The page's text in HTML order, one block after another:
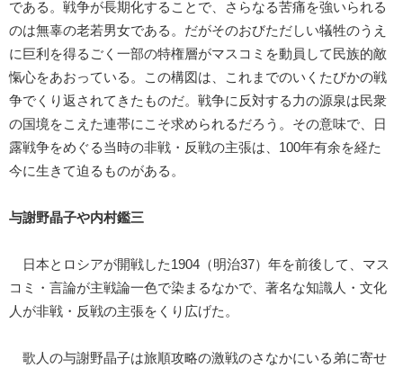
である。戦争が長期化することで、さらなる苦痛を強いられる
のは無辜の老若男女である。だがそのおびただしい犠牲のうえ
に巨利を得るごく一部の特権層がマスコミを動員して民族的敵
愾心をあおっている。この構図は、これまでのいくたびかの戦
争でくり返されてきたものだ。戦争に反対する力の源泉は民衆
の国境をこえた連帯にこそ求められるだろう。その意味で、日
露戦争をめぐる当時の非戦・反戦の主張は、100年有余を経た
今に生きて迫るものがある。
与謝野晶子や内村鑑三
日本とロシアが開戦した1904（明治37）年を前後して、マス
コミ・言論が主戦論一色で染まるなかで、著名な知識人・文化
人が非戦・反戦の主張をくり広げた。
歌人の与謝野晶子は旅順攻略の激戦のさなかにいる弟に寄せ